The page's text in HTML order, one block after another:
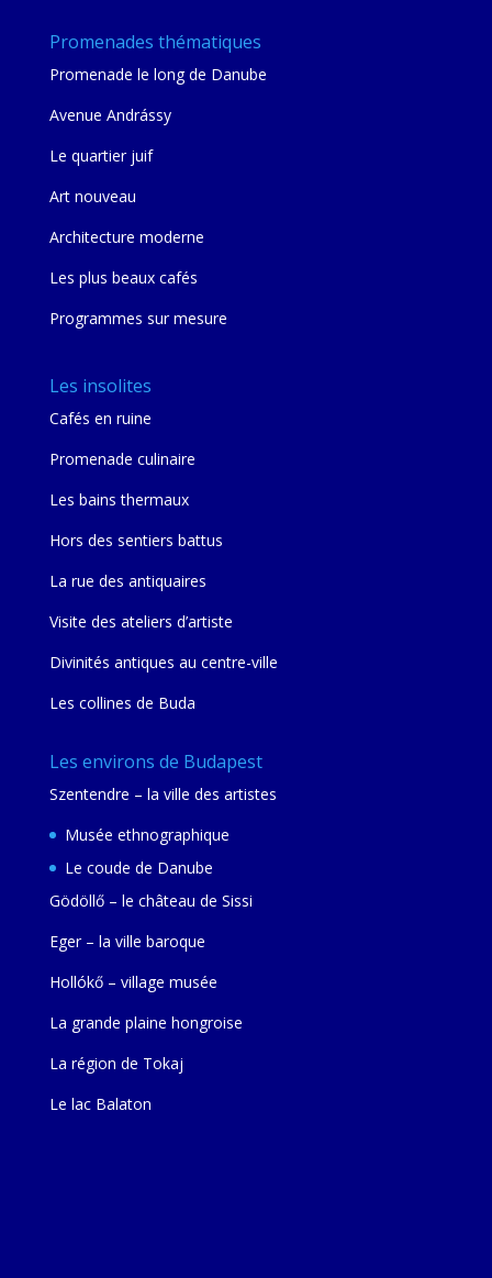
Promenades thématiques
Promenade le long de Danube
Avenue Andrássy
Le quartier juif
Art nouveau
Architecture moderne
Les plus beaux cafés
Programmes sur mesure
Les insolites
Cafés en ruine
Promenade culinaire
Les bains thermaux
Hors des sentiers battus
La rue des antiquaires
Visite des ateliers d’artiste
Divinités antiques au centre-ville
Les collines de Buda
Les environs de Budapest
Szentendre – la ville des artistes
Musée ethnographique
Le coude de Danube
Gödöllő – le château de Sissi
Eger – la ville baroque
Hollókő – village musée
La grande plaine hongroise
La région de Tokaj
Le lac Balaton